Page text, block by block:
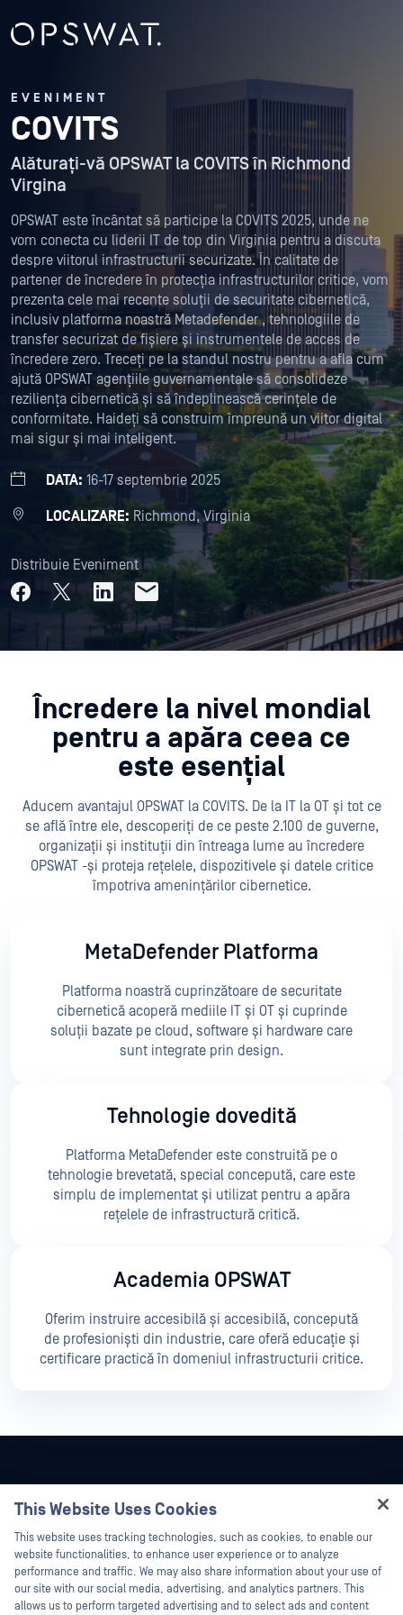
EVENIMENT
COVITS
Alăturați-vă OPSWAT la COVITS în Richmond
Virgina
OPSWAT este încântat să participe la COVITS 2025, unde ne
vom conecta cu liderii IT de top din Virginia pentru a discuta
despre viitorul infrastructurii securizate. În calitate de
partener de încredere în protecția infrastructurilor critice, vom
prezenta cele mai recente soluții de securitate cibernetică,
inclusiv platforma noastră Metadefender , tehnologiile de
transfer securizat de fișiere și instrumentele de acces de
încredere zero. Treceți pe la standul nostru pentru a afla cum
ajută OPSWAT agențiile guvernamentale să consolideze
reziliența cibernetică și să îndeplinească cerințele de
conformitate. Haideți să construim împreună un viitor digital
mai sigur și mai inteligent.
DATA: 16-17 septembrie 2025
LOCALIZARE: Richmond, Virginia
Distribuie Eveniment
Încredere la nivel mondial
pentru a apăra ceea ce
este esențial
Aducem avantajul OPSWAT la COVITS. De la IT la OT și tot ce
se află între ele, descoperiți de ce peste 2.100 de guverne,
organizații și instituții din întreaga lume au încredere
OPSWAT -și proteja rețelele, dispozitivele și datele critice
împotriva amenințărilor cibernetice.
MetaDefender Platforma
Platforma noastră cuprinzătoare de securitate
cibernetică acoperă mediile IT și OT și cuprinde
soluții bazate pe cloud, software și hardware care
sunt integrate prin design.
Tehnologie dovedită
Platforma MetaDefender este construită pe o
tehnologie brevetată, special concepută, care este
simplu de implementat și utilizat pentru a apăra
rețelele de infrastructură critică.
Academia OPSWAT
Oferim instruire accesibilă și accesibilă, concepută
de profesioniști din industrie, care oferă educație și
certificare practică în domeniul infrastructurii critice.
This Website Uses Cookies
This website uses tracking technologies, such as cookies, to enable our
website functionalities, to enhance user experience or to analyze
performance and traffic. We may also share information about your use of
our site with our social media, advertising, and analytics partners. This
allows us to perform targeted advertising and to select ads and content
Hey there!
I'm Ozzy, your OPSWAT virtual assistant.
How can I help you secure what's critical
today?